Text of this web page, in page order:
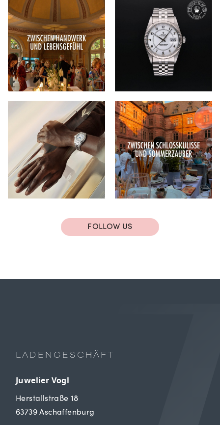
FOLLOW US
LADENGESCHÄFT
Juwelier Vogl
Herstallstraße 18
63739 Aschaffenburg